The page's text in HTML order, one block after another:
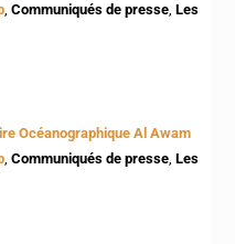
,Communiqués de presse,Les
Océanographique Al Awam
,Communiqués de presse ,Les